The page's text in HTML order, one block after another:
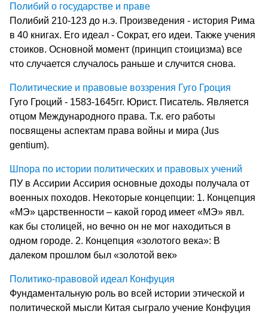
Полибий о государстве и праве
Полибий 210-123 до н.э. Произведения - история Рима
в 40 книгах. Его идеал - Сократ, его идеи. Также учения
стоиков. Основной момент (принцип стоицизма) все
что случается случалось раньше и случится снова.
Политические и правовые воззрения Гуго Гроция
Гуго Гроций - 1583-1645гг. Юрист. Писатель. Является
отцом Международного права. Т.к. его работы
посвящены аспектам права войны и мира (Jus
gentium).
Шпора по истории политических и правовых учений
ПУ в Ассирии Ассирия основные доходы получала от
военных походов. Некоторые концепции: 1. Концепция
«МЭ» царственности – какой город имеет «МЭ» явл.
как бы столицей, но вечно он не мог находиться в
одном городе. 2. Концепция «золотого века»: В
далеком прошлом был «золотой век»
Политико-правовой идеал Конфуция
Фундаментальную роль во всей истории этической и
политической мысли Китая сыграло учение Конфуция